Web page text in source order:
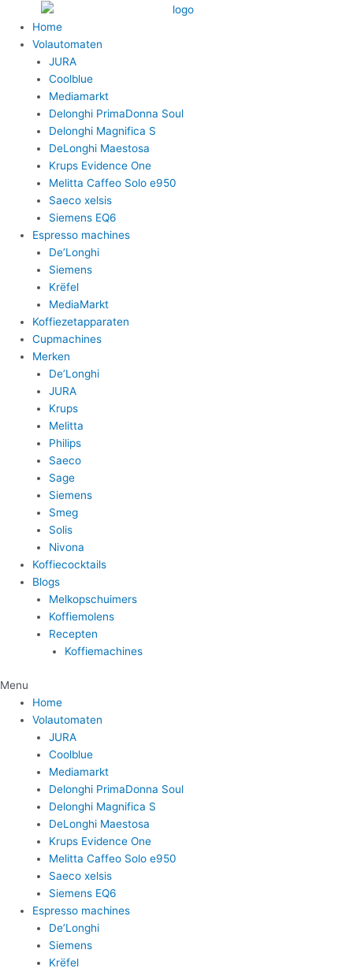
naar
Home
Volautomaten
JURA
Coolblue
Mediamarkt
Delonghi PrimaDonna Soul
Delonghi Magnifica S
DeLonghi Maestosa
Krups Evidence One
Melitta Caffeo Solo e950
Saeco xelsis
Siemens EQ6
Espresso machines
De’Longhi
Siemens
Krëfel
MediaMarkt
Koffiezetapparaten
Cupmachines
Merken
De’Longhi
JURA
Krups
Melitta
Philips
Saeco
Sage
Siemens
Smeg
Solis
Nivona
Koffiecocktails
Blogs
Melkopschuimers
Koffiemolens
Recepten
Koffiemachines
Menu
Home
Volautomaten
JURA
Coolblue
Mediamarkt
Delonghi PrimaDonna Soul
Delonghi Magnifica S
DeLonghi Maestosa
Krups Evidence One
Melitta Caffeo Solo e950
Saeco xelsis
Siemens EQ6
Espresso machines
De’Longhi
Siemens
Krëfel